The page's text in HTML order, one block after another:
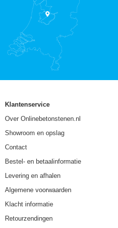
Klantenservice
Over Onlinebetonstenen.nl
Showroom en opslag
Contact
Bestel- en betaalinformatie
Levering en afhalen
Algemene voorwaarden
Klacht informatie
Retourzendingen